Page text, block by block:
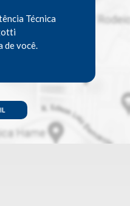
Técnica
de você.